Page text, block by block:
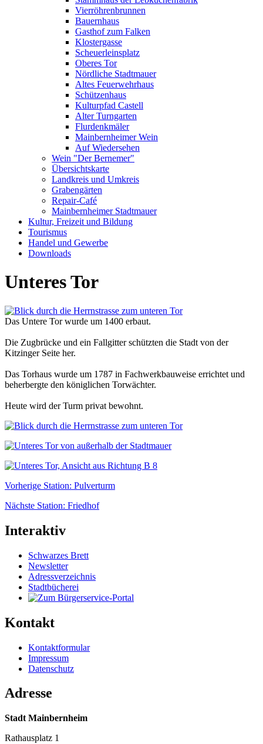
Vierröhrenbrunnen
Bauernhaus
Gasthof zum Falken
Klostergasse
Scheuerleinsplatz
Oberes Tor
Nördliche Stadtmauer
Altes Feuerwehrhaus
Schützenhaus
Kulturpfad Castell
Alter Turngarten
Flurdenkmäler
Mainbernheimer Wein
Auf Wiedersehen
Wein "Der Bernemer"
Übersichtskarte
Landkreis und Umkreis
Grabengärten
Repair-Café
Mainbernheimer Stadtmauer
Kultur, Freizeit und Bildung
Tourismus
Handel und Gewerbe
Downloads
Unteres Tor
Das Untere Tor wurde um 1400 erbaut.
Die Zugbrücke und ein Fallgitter schützten die Stadt von der
Kitzinger Seite her.
Das Torhaus wurde um 1787 in Fachwerkbauweise errichtet und
beherbergte den königlichen Torwächter.
Heute wird der Turm privat bewohnt.
Vorherige Station: Pulverturm
Nächste Station: Friedhof
Interaktiv
Schwarzes Brett
Newsletter
Adressverzeichnis
Stadtbücherei
Kontakt
Kontaktformular
Impressum
Datenschutz
Adresse
Stadt Mainbernheim
Rathausplatz 1